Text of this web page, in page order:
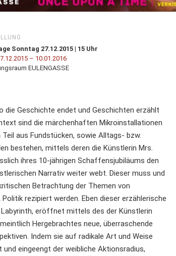
Sonntag 27.12.2015 | 15 Uhr
– 10.01.2016
EULENGASSE
die Geschichte endet und Geschichten erzählt
sind die märchenhaften Mikroinstallationen
aus Fundstücken, sowie Alltags- bzw.
bestehen, mittels deren die Künstlerin Mrs.
ihres 10-jährigen Schaffensjubiläums den
Narrativ weiter webt. Dieser muss und
Betrachtung der Themen von
rezipiert werden. Eben dieser erzählerische
eröffnet mittels des der Künstlerin
Hergebrachtes neue, überraschende
Indem sie auf radikale Art und Weise
eingeengt der weibliche Aktionsradius,